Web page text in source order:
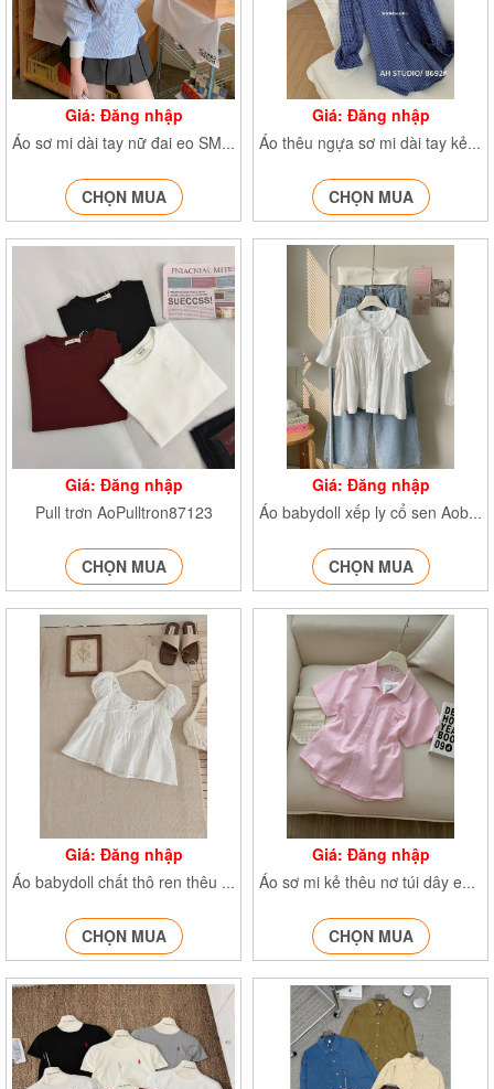
Giá: Đăng nhập
Áo sơ mi dài tay nữ đai eo SMdaitay379
CHỌN MUA
Giá: Đăng nhập
Áo thêu ngựa sơ mi dài tay kẻ caro SMthengua363
CHỌN MUA
Giá: Đăng nhập
Pull trơn AoPulltron87123
CHỌN MUA
Giá: Đăng nhập
Áo babydoll xếp ly cổ sen Aobabbydoll259
CHỌN MUA
Giá: Đăng nhập
Áo babydoll chất thô ren thêu hoa Aocrttaybong258
CHỌN MUA
Giá: Đăng nhập
Áo sơ mi kẻ thêu nơ túi dây eo SMA65
CHỌN MUA